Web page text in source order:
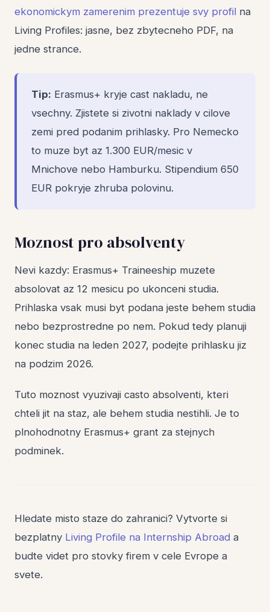
ekonomickym zamerenim prezentuje svy profil na
Living Profiles: jasne, bez zbytecneho PDF, na
jedne strance.
Tip: Erasmus+ kryje cast nakladu, ne
vsechny. Zjistete si zivotni naklady v cilove
zemi pred podanim prihlasky. Pro Nemecko
to muze byt az 1.300 EUR/mesic v
Mnichove nebo Hamburku. Stipendium 650
EUR pokryje zhruba polovinu.
Moznost pro absolventy
Nevi kazdy: Erasmus+ Traineeship muzete
absolovat az 12 mesicu po ukonceni studia.
Prihlaska vsak musi byt podana jeste behem studia
nebo bezprostredne po nem. Pokud tedy planuji
konec studia na leden 2027, podejte prihlasku jiz
na podzim 2026.
Tuto moznost vyuzivaji casto absolventi, kteri
chteli jit na staz, ale behem studia nestihli. Je to
plnohodnotny Erasmus+ grant za stejnych
podminek.
Hledate misto staze do zahranici? Vytvorte si
bezplatny Living Profile na Internship Abroad a
budte videt pro stovky firem v cele Evrope a
svete.